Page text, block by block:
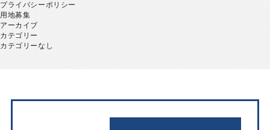
プライバシーポリシー
用地募集
アーカイブ
カテゴリー
カテゴリーなし